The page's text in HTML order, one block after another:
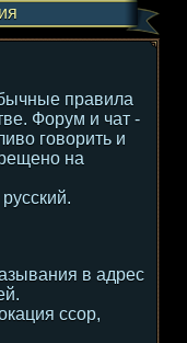
правила
Форум и чат -
говорить и
на
в адрес
ссор,